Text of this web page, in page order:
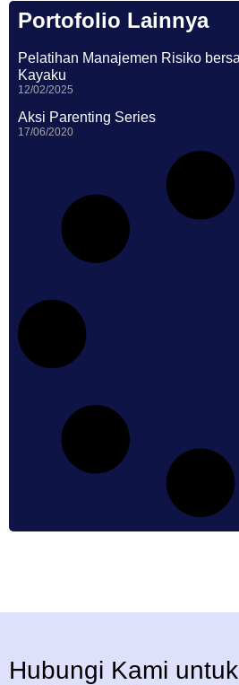
Portofolio Lainnya
Pelatihan Manajemen Risiko
Kayaku
12/02/2025
Aksi Parenting Series
17/06/2020
Hubungi Kami